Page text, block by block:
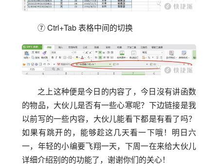
⑦ Ctrl+Tab 表格中间的切换
之上这种便是今日的内容了，今日沒有讲函数
的物品，大伙儿是否有一些心寒呢？下边链接是我
以前写的一些内容，大伙儿能看下都是有看了吗？
如果有跳开的，能够趁这几天看一下哦！明日六
一，年轻的小编要飞翔一天，下周一在来给大伙儿
详细介绍别的的功能了，谢谢你们的关心！